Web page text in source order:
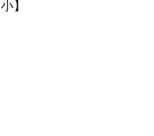
小】